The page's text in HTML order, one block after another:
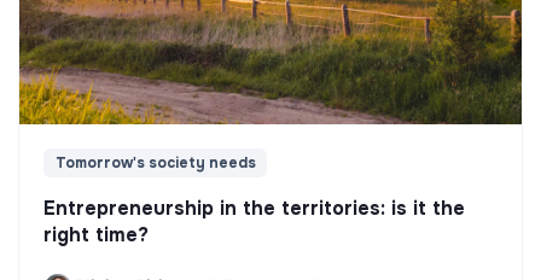
Tomorrow's society needs
Entrepreneurship in the territories: is it the
right time?